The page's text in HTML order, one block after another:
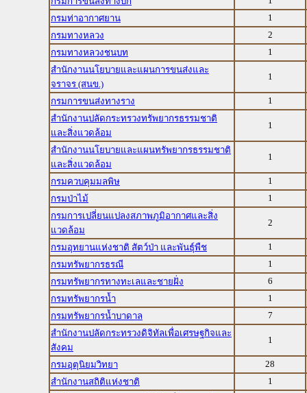
กรมท่าอากาศยาน
1
กรมทางหลวง
2
กรมทางหลวงชนบท
1
สำนักงานนโยบายและแผนการขนส่งและ
จราจร (สนข.)
1
กรมการขนส่งทางราง
1
สำนักงานปลัดกระทรวงทรัพยากรธรรมชาติ
และสิ่งแวดล้อม
1
สำนักงานนโยบายและแผนทรัพยากรธรรมชาติ
และสิ่งแวดล้อม
1
กรมควบคุมมลพิษ
1
กรมป่าไม้
1
กรมการเปลี่ยนแปลงสภาพภูมิอากาศและสิ่ง
แวดล้อม
2
กรมอุทยานแห่งชาติ สัตว์ป่า และพันธุ์พืช
1
กรมทรัพยากรธรณี
1
กรมทรัพยากรทางทะเลและชายฝั่ง
6
กรมทรัพยากรน้ำ
1
กรมทรัพยากรน้ำบาดาล
7
สำนักงานปลัดกระทรวงดิจิทัลเพื่อเศรษฐกิจและ
สังคม
1
กรมอุตุนิยมวิทยา
28
สำนักงานสถิติแห่งชาติ
1